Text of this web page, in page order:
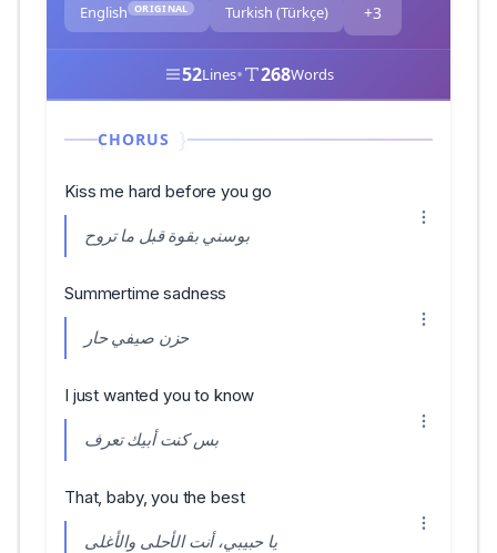
English ORIGINAL Turkish (Türkçe) +3
52Lines• 268Words
CHORUS
Kiss me hard before you go
بوسني بقوة قبل ما تروح
Summertime sadness
حزن صيفي حار
I just wanted you to know
بس كنت أبيك تعرف
That, baby, you the best
يا حبيبي، أنت الأحلى والأغلى